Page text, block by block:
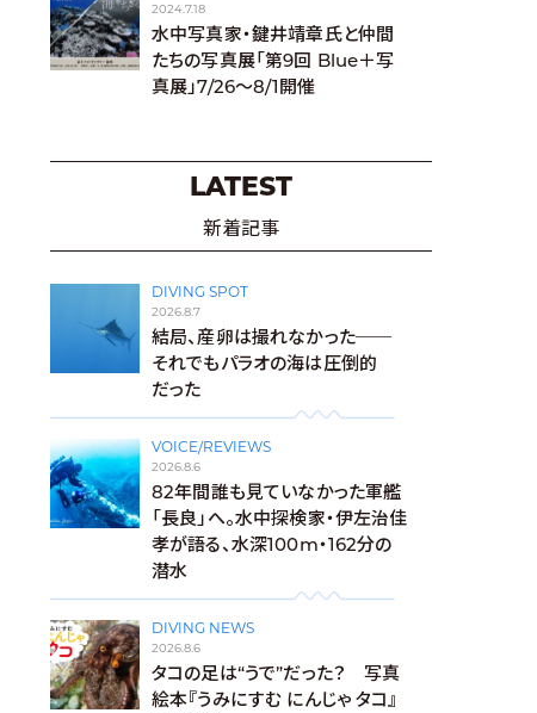
2024.7.18
水中写真家・鍵井靖章氏と仲間
たちの写真展「第9回 Blue＋写
真展」7/26～8/1開催
LATEST
新着記事
DIVING SPOT
2026.8.7
結局、産卵は撮れなかった──
それでもパラオの海は圧倒的
だった
VOICE/REVIEWS
2026.8.6
82年間誰も見ていなかった軍艦
「長良」へ。水中探検家・伊左治佳
孝が語る、水深100m・162分の
潜水
DIVING NEWS
2026.8.6
タコの足は“うで”だった？ 写真
絵本『うみにすむ にんじゃ タコ』